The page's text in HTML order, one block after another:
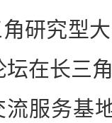
究型大
在长三
服务基